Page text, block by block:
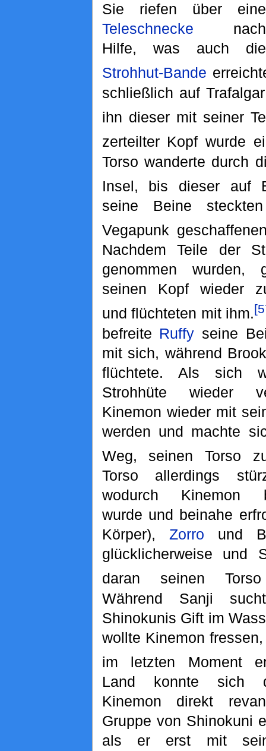
Sie riefen über eine
Teleschnecke nach
Hilfe, was auch die
Strohhut-Bande
schließlich auf
ihn dieser mit seiner
zerteilter Kopf wurde
Torso wanderte durch
Insel, bis dieser auf
seine Beine
Vegapunk
Nachdem Teile der
genommen wurden,
seinen Kopf wieder
und flüchteten mit ihm.
befreite Ruffy seine
mit sich, während
flüchtete. Als sich
Strohhüte wieder
Kinemon wieder mit
werden und machte
Weg, seinen Torso
Torso allerdings
wodurch Kinemon
wurde und beinahe
Körper), Zorro und
glücklicherweise und
daran seinen
Während Sanji
Shinokunis Gift im
wollte Kinemon
im letzten Moment
Land konnte sich
Kinemon direkt
Gruppe von Shinokuni
als er erst mit